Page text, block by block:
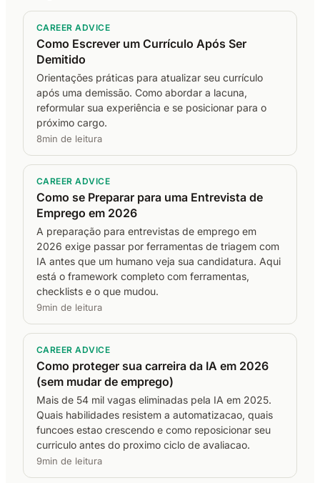
CAREER ADVICE
Como Escrever um Currículo Após Ser
Demitido
Orientações práticas para atualizar seu currículo
após uma demissão. Como abordar a lacuna,
reformular sua experiência e se posicionar para o
próximo cargo.
8min de leitura
CAREER ADVICE
Como se Preparar para uma Entrevista de
Emprego em 2026
A preparação para entrevistas de emprego em
2026 exige passar por ferramentas de triagem com
IA antes que um humano veja sua candidatura. Aqui
está o framework completo com ferramentas,
checklists e o que mudou.
9min de leitura
CAREER ADVICE
Como proteger sua carreira da IA em 2026
(sem mudar de emprego)
Mais de 54 mil vagas eliminadas pela IA em 2025.
Quais habilidades resistem a automatizacao, quais
funcoes estao crescendo e como reposicionar seu
curriculo antes do proximo ciclo de avaliacao.
9min de leitura